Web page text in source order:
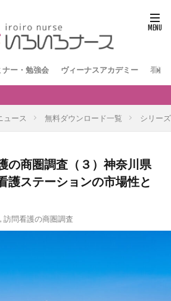
ナー・勉強会 ヴィーナスアカデミー 看護
ュース 無料ダウンロード一覧 シリー
の商圏調査（３）神奈川県
護ステーションの市場性と
, 訪問看護の商圏調査